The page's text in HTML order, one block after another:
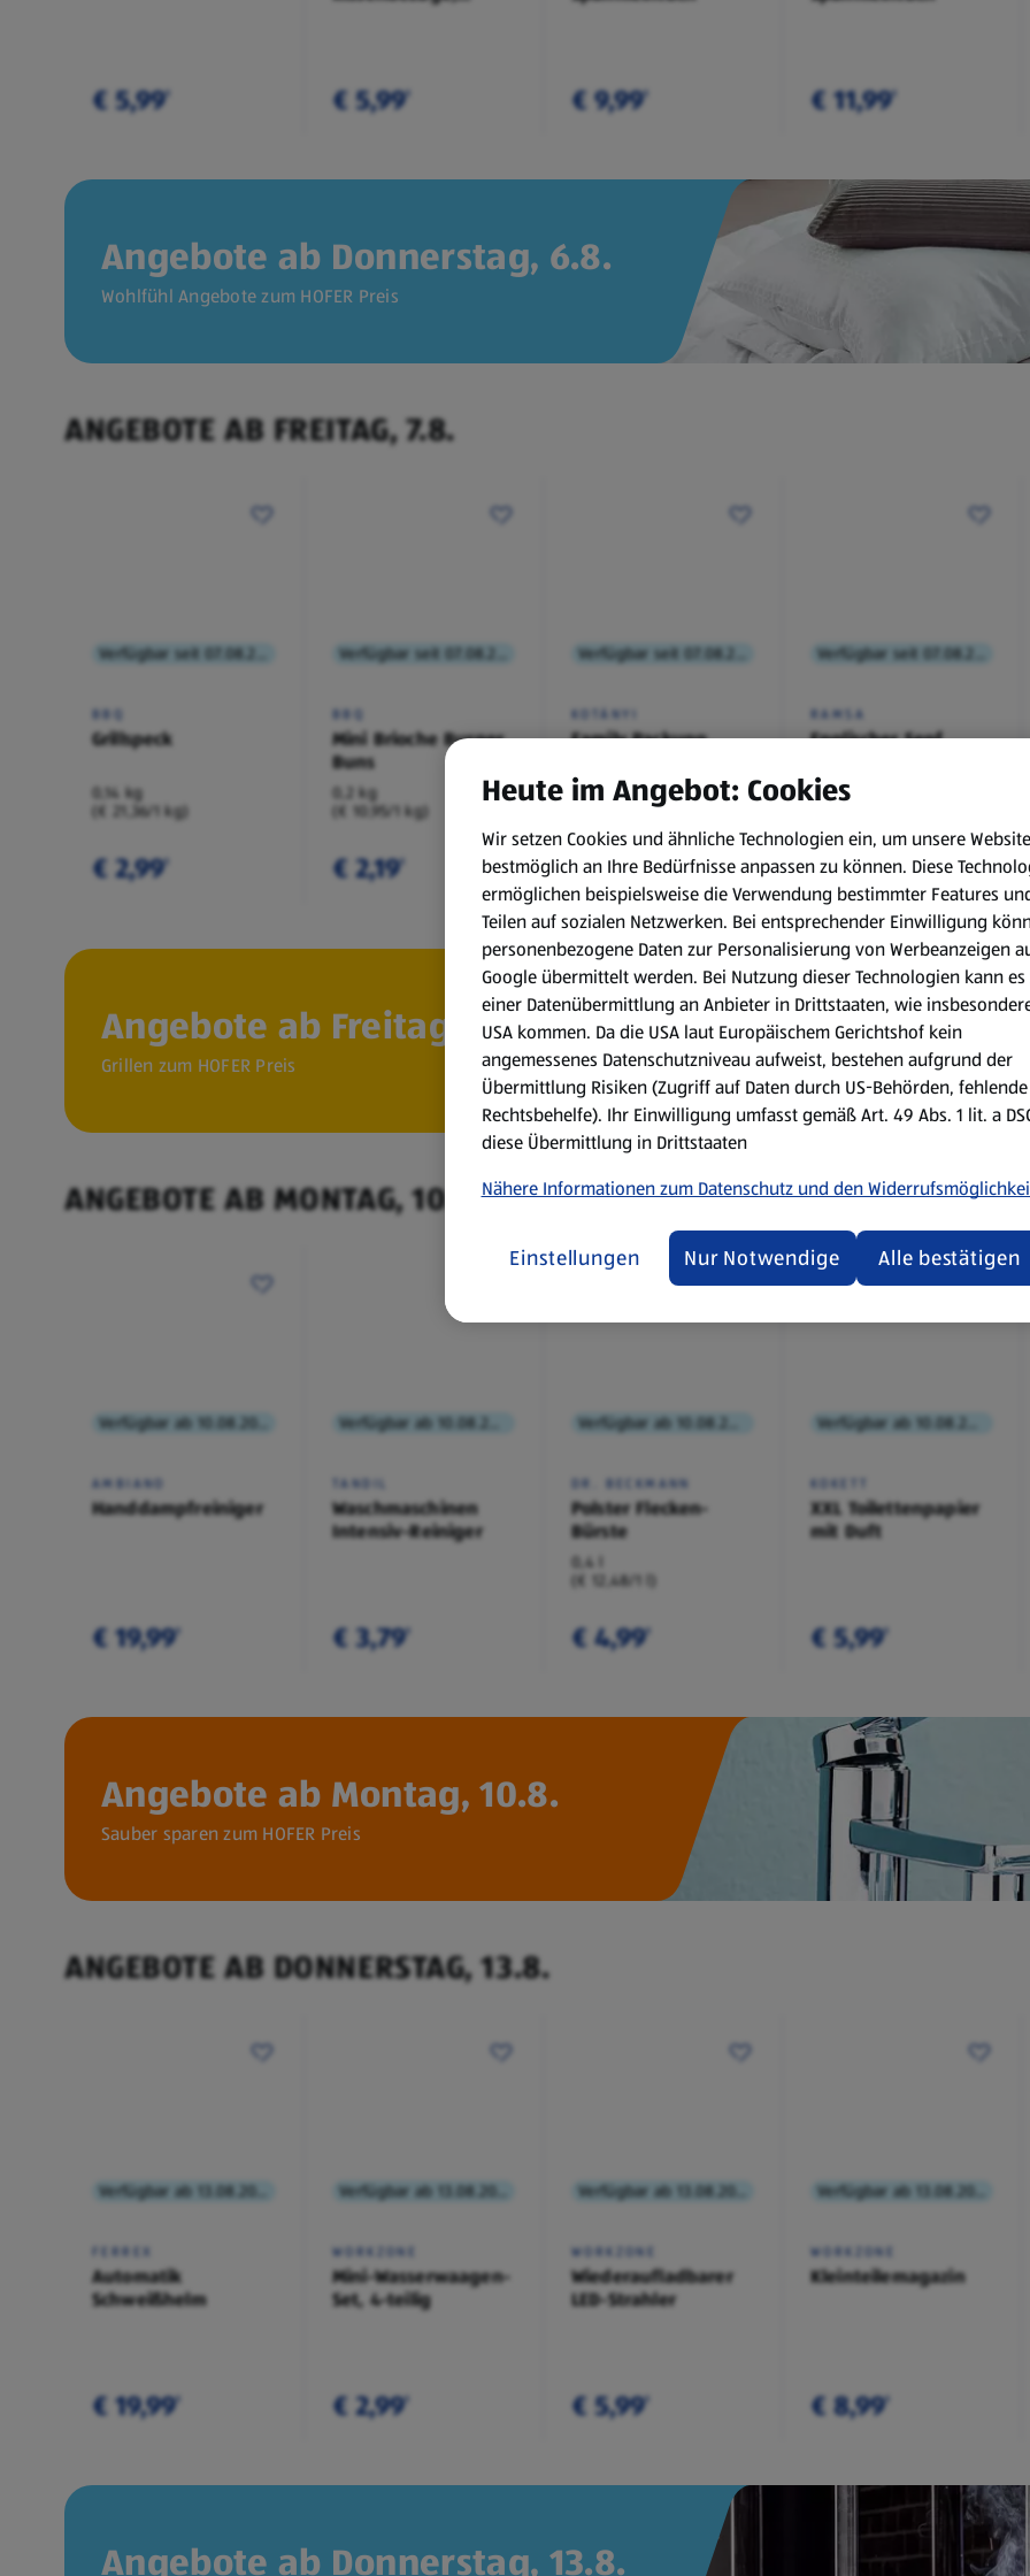
€ 5,99¹ € 5,99¹ € 9,99¹ € 11,99¹
Angebote ab Donnerstag, 6.8.
Wohlfühl Angebote zum HOFER Preis
ANGEBOTE AB FREITAG, 7.8.
BBQ
Grillspeck
0,14 kg
(€ 21,36/1 kg)
€ 2,99¹
BBQ
Mini Brioche Burger
Buns
0,2 kg
(€ 10,95/1 kg)
€ 2,19¹
KOTÁNYI
Family Packung,
Würzmischung
€ 2,49¹
RAMSA
Englischer Senf
0,1 kg
€ 0,99¹˒² € 1,29
Angebote ab Freitag, 7.8.
Grillen zum HOFER Preis
ANGEBOTE AB MONTAG, 10.8.
AMBIANO
Handdampfreiniger
€ 19,99¹
TANDIL
Waschmaschinen
Intensiv-Reiniger
€ 3,79¹
DR. BECKMANN
Polster Flecken-
Bürste
0,4 l
(€ 12,48/1 l)
€ 4,99¹
KOKETT
XXL Toilettenpapier
mit Duft
€ 5,99¹
Angebote ab Montag, 10.8.
Sauber sparen zum HOFER Preis
ANGEBOTE AB DONNERSTAG, 13.8.
FERREX
Automatik
Schweißhelm
€ 19,99¹
WORKZONE
Mini-Wasserwaagen-
Set, 4-teilig
€ 2,99¹
WORKZONE
Wiederaufladbarer
LED-Strahler
€ 5,99¹
WORKZONE
Kleinteilemagazin
€ 8,99¹
Angebote ab Donnerstag, 13.8.
Heute im Angebot: Cookies
Wir setzen Cookies und ähnliche Technologien ein, um unsere Website
bestmöglich an Ihre Bedürfnisse anpassen zu können. Diese
ermöglichen beispielsweise die Verwendung bestimmter Features
Teilen auf sozialen Netzwerken. Bei entsprechender Einwilligung
personenbezogene Daten zur Personalisierung von Werbeanzeigen
Google übermittelt werden. Bei Nutzung dieser Technologien kann es
einer Datenübermittlung an Anbieter in Drittstaaten, wie
USA kommen. Da die USA laut Europäischem Gerichtshof kein
angemessenes Datenschutzniveau aufweist, bestehen aufgrund der
Übermittlung Risiken (Zugriff auf Daten durch US-Behörden, fehlende
Rechtsbehelfe). Ihr Einwilligung umfasst gemäß Art. 49 Abs. 1 lit. a
diese Übermittlung in Drittstaaten
Nähere Informationen zum Datenschutz und den
Einstellungen Nur Notwendige Alle bestätigen